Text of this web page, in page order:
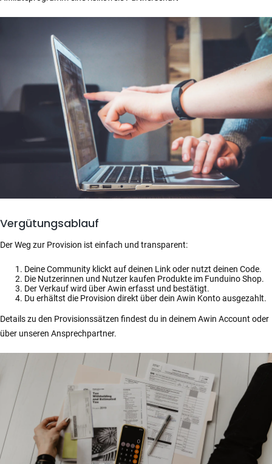
Vergütungsablauf
Der Weg zur Provision ist einfach und transparent:
Deine Community klickt auf deinen Link oder nutzt deinen Code.
Die Nutzerinnen und Nutzer kaufen Produkte im Funduino Shop.
Der Verkauf wird über Awin erfasst und bestätigt.
Du erhältst die Provision direkt über dein Awin Konto ausgezahlt.
Details zu den Provisionssätzen findest du in deinem Awin Account oder
über unseren Ansprechpartner.